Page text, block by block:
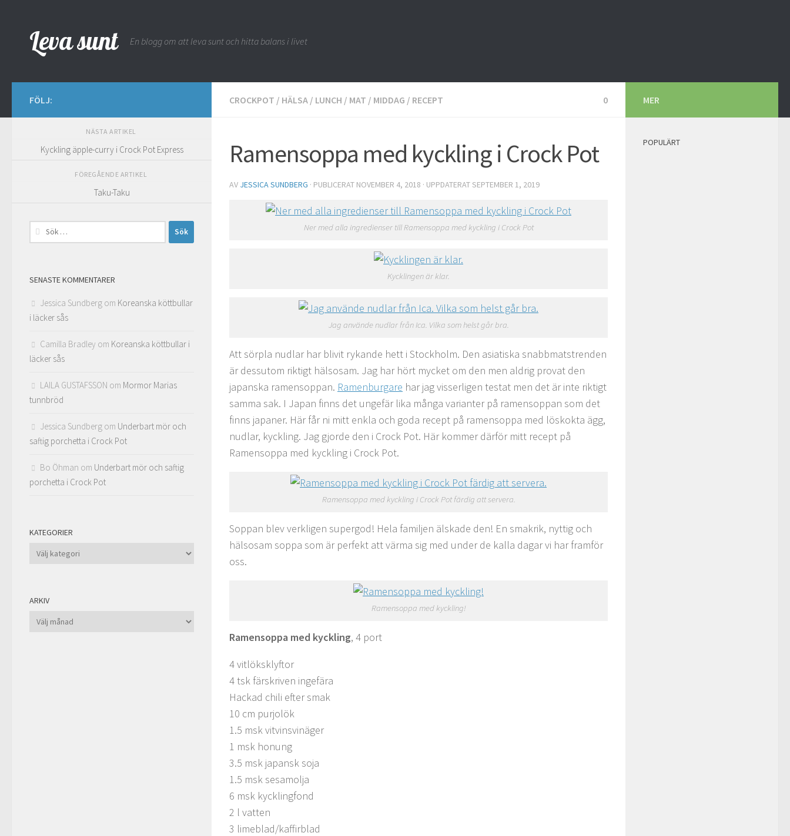
Leva sunt En blogg om att leva sunt och hitta balans i livet
CROCKPOT / HÄLSA / LUNCH / MAT / MIDDAG / RECEPT 0
Ramensoppa med kyckling i Crock Pot
AV JESSICA SUNDBERG · PUBLICERAT NOVEMBER 4, 2018 · UPPDATERATSEPTEMBER 1, 2019
Ner med alla ingredienser till Ramensoppa med kyckling i Crock Pot
Kycklingen är klar.
Jag använde nudlar från Ica. Vilka som helst går bra.
Att sörpla nudlar har blivit rykande hett i Stockholm. Den asiatiska snabbmatstrenden
är dessutom riktigt hälsosam. Jag har hört mycket om den men aldrig provat den
japanska ramensoppan. Ramenburgare har jag visserligen testat men det är inte riktigt
samma sak. I Japan finns det ungefär lika många varianter på ramensoppan som det
finns japaner. Här får ni mitt enkla och goda recept på ramensoppa med löskokta ägg,
nudlar, kyckling. Jag gjorde den i Crock Pot. Här kommer därför mitt recept på
Ramensoppa med kyckling i Crock Pot.
Ramensoppa med kyckling i Crock Pot färdig att servera.
Soppan blev verkligen supergod! Hela familjen älskade den! En smakrik, nyttig och
hälsosam soppa som är perfekt att värma sig med under de kalla dagar vi har framför
oss.
Ramensoppa med kyckling!
Ramensoppa med kyckling, 4 port
4 vitlöksklyftor
4 tsk färskriven ingefära
Hackad chili efter smak
10 cm purjolök
1.5 msk vitvinsvinäger
1 msk honung
3.5 msk japansk soja
1.5 msk sesamolja
6 msk kycklingfond
2 l vatten
3 limeblad/kaffirblad
FÖLJ:
NÄSTA ARTIKEL
Kyckling äpple-curry i Crock Pot Express
FÖREGÅENDE ARTIKEL
Taku-Taku
Sök
efter:
SENASTE KOMMENTARER
Jessica Sundberg om Koreanska köttbullar
i läcker sås
Camilla Bradley om Koreanska köttbullar i
läcker sås
LAILA GUSTAFSSON om Mormor Marias
tunnbröd
Jessica Sundberg om Underbart mör och
saftig porchetta i Crock Pot
Bo Öhman om Underbart mör och saftig
porchetta i Crock Pot
KATEGORIER
Kategorier
ARKIV
Arkiv
MER
POPULÄRT